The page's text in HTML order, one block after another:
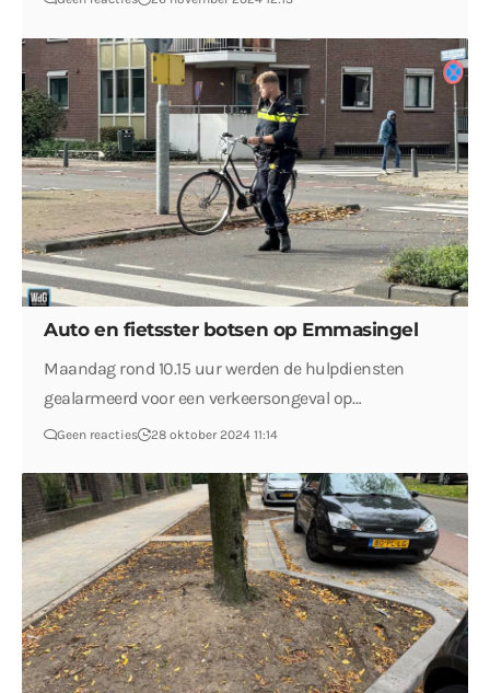
Auto en fietsster botsen op Emmasingel
Maandag rond 10.15 uur werden de hulpdiensten
gealarmeerd voor een verkeersongeval op…
Geen reacties 28 oktober 2024 11:14